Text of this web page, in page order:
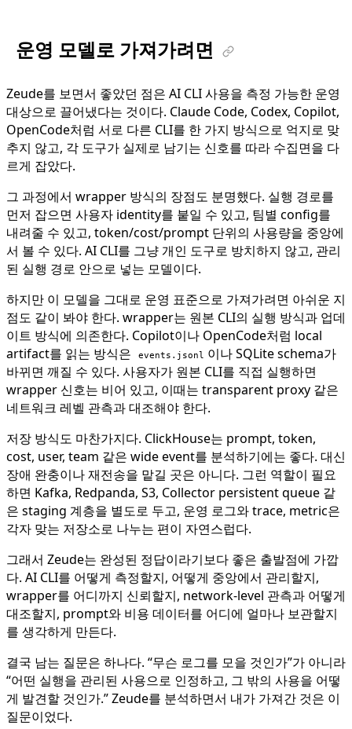
운영 모델로 가져가려면
Zeude를 보면서 좋았던 점은 AI CLI 사용을 측정 가능한 운영
대상으로 끌어냈다는 것이다. Claude Code, Codex, Copilot,
OpenCode처럼 서로 다른 CLI를 한 가지 방식으로 억지로 맞
추지 않고, 각 도구가 실제로 남기는 신호를 따라 수집면을 다
르게 잡았다.
그 과정에서 wrapper 방식의 장점도 분명했다. 실행 경로를
먼저 잡으면 사용자 identity를 붙일 수 있고, 팀별 config를
내려줄 수 있고, token/cost/prompt 단위의 사용량을 중앙에
서 볼 수 있다. AI CLI를 그냥 개인 도구로 방치하지 않고, 관리
된 실행 경로 안으로 넣는 모델이다.
하지만 이 모델을 그대로 운영 표준으로 가져가려면 아쉬운 지
점도 같이 봐야 한다. wrapper는 원본 CLI의 실행 방식과 업데
이트 방식에 의존한다. Copilot이나 OpenCode처럼 local
artifact를 읽는 방식은
events.jsonl 이나 SQLite schema가
바뀌면 깨질 수 있다. 사용자가 원본 CLI를 직접 실행하면
wrapper 신호는 비어 있고, 이때는 transparent proxy 같은
네트워크 레벨 관측과 대조해야 한다.
저장 방식도 마찬가지다. ClickHouse는 prompt, token,
cost, user, team 같은 wide event를 분석하기에는 좋다. 대신
장애 완충이나 재전송을 맡길 곳은 아니다. 그런 역할이 필요
하면 Kafka, Redpanda, S3, Collector persistent queue 같
은 staging 계층을 별도로 두고, 운영 로그와 trace, metric은
각자 맞는 저장소로 나누는 편이 자연스럽다.
그래서 Zeude는 완성된 정답이라기보다 좋은 출발점에 가깝
다. AI CLI를 어떻게 측정할지, 어떻게 중앙에서 관리할지,
wrapper를 어디까지 신뢰할지, network-level 관측과 어떻게
대조할지, prompt와 비용 데이터를 어디에 얼마나 보관할지
를 생각하게 만든다.
결국 남는 질문은 하나다. “무슨 로그를 모을 것인가”가 아니라
“어떤 실행을 관리된 사용으로 인정하고, 그 밖의 사용을 어떻
게 발견할 것인가.” Zeude를 분석하면서 내가 가져간 것은 이
질문이었다.